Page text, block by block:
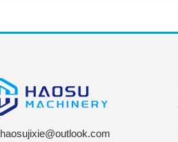
haosujixie@outlook.com